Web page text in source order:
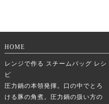
HOME
レンジで作る スチームバッグ レシ
ピ
圧力鍋の本領発揮。口の中でとろ
ける豚の角煮。圧力鍋の扱い方の